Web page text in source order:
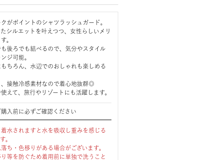
がポイントのシャツラッシュガード。
シルエットを叶えつつ、女性らしいメリ
。
後ろでも結べるので、気分やスタイル
ジ可能。
ちろん、水辺でのおしゃれも楽しめる
、接触冷感素材なので着心地抜群◎
えて、旅行やリゾートにも活躍します。
購入前に必ずご確認ください
水されますと水を吸収し重みを感じる
。
ち・色移りがある場合がございます。
等を防ぐため着用前に単独で洗うこと